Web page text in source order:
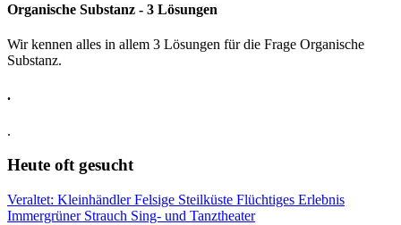
Organische Substanz - 3 Lösungen
Wir kennen alles in allem 3 Lösungen für die Frage Organische
Substanz.
.
.
Heute oft gesucht
Veraltet: KleinhändlerFelsige Steilküste Flüchtiges Erlebnis
Immergrüner Strauch Sing- und Tanztheater